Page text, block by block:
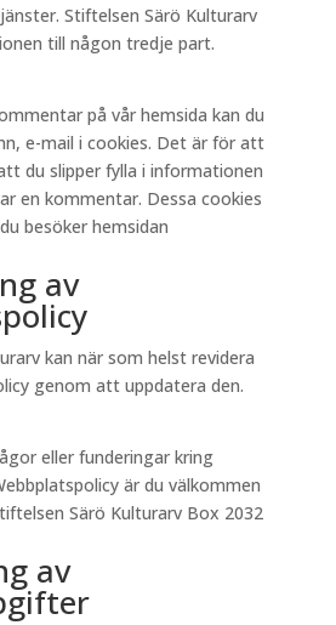
Stiftelsen Särö Kulturarv
till någon tredje part.
på vår hemsida kan du
e-mail i cookies. Det är för att
du slipper fylla i informationen
en kommentar. Dessa cookies
besöker hemsidan
av
kan när som helst revidera
genom att uppdatera den.
eller funderingar kring
är du välkommen
Särö Kulturarv Box 2032
av